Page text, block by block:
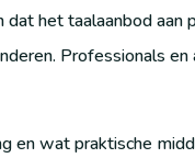
dat het taalaanbod
Professionals
en wat praktische